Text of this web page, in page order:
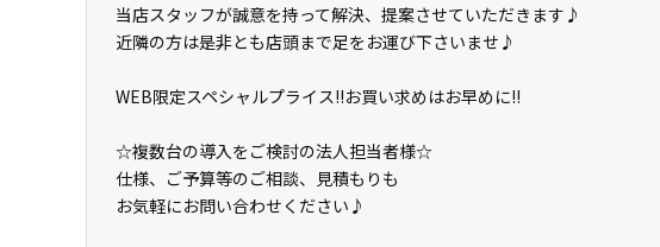
当店スタッフが誠意を持って解決、提案させていただきます♪
近隣の方は是非とも店頭まで足をお運び下さいませ♪
WEB限定スペシャルプライス!!お買い求めはお早めに!!
☆複数台の導入をご検討の法人担当者様☆
仕様、ご予算等のご相談、見積もりも
お気軽にお問い合わせください♪